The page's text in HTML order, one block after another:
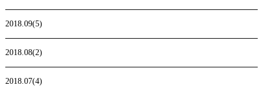
2018.09(5)
2018.08(2)
2018.07(4)